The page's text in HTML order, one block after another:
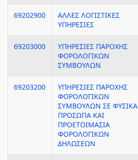
69202900
ΑΛΛΕΣ ΛΟΓΙΣΤΙΚΕΣ
ΥΠΗΡΕΣΙΕΣ
69203000
ΥΠΗΡΕΣΙΕΣ ΠΑΡΟΧΗΣ
ΦΟΡΟΛΟΓΙΚΩΝ
ΣΥΜΒΟΥΛΩΝ
69203200
ΥΠΗΡΕΣΙΕΣ ΠΑΡΟΧΗΣ
ΦΟΡΟΛΟΓΙΚΩΝ
ΣΥΜΒΟΥΛΩΝ ΣΕ ΦΥΣΙΚΑ
ΠΡΟΣΩΠΑ ΚΑΙ
ΠΡΟΕΤΟΙΜΑΣΙΑ
ΦΟΡΟΛΟΓΙΚΩΝ
ΔΗΛΩΣΕΩΝ